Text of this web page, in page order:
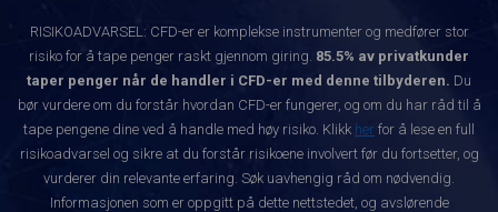
RISIKOADVARSEL: CFD-er er komplekse instrumenter og medfører stor
risiko for å tape penger raskt gjennom giring. 85.5% av privatkunder
taper penger når de handler i CFD-er med denne tilbyderen. Du
bør vurdere om du forstår hvordan CFD-er fungerer, og om du har råd til å
tape pengene dine ved å handle med høy risiko. Klikk her for å lese en full
risikoadvarsel og sikre at du forstår risikoene involvert før du fortsetter, og
vurderer din relevante erfaring. Søk uavhengig råd om nødvendig.
Informasjonen som er oppgitt på dette nettstedet, og avslørende